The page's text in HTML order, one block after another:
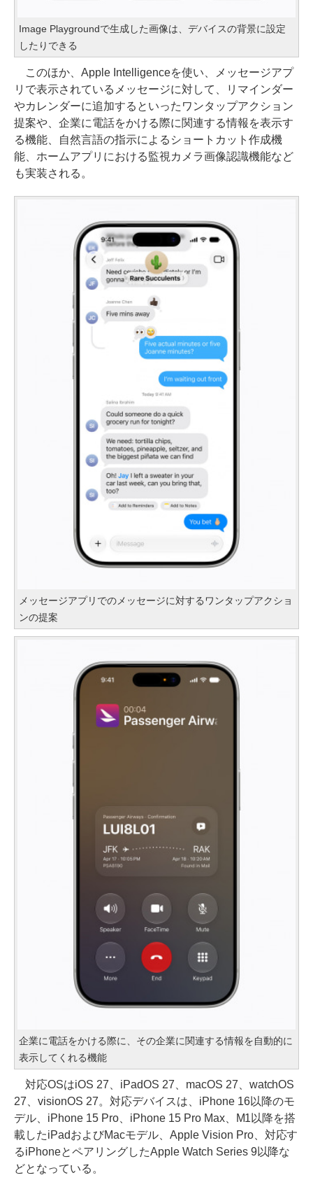
Image Playgroundで生成した画像は、デバイスの背景に設定
したりできる
このほか、Apple Intelligenceを使い、メッセージアプ
リで表示されているメッセージに対して、リマインダー
やカレンダーに追加するといったワンタップアクション
提案や、企業に電話をかける際に関連する情報を表示す
る機能、自然言語の指示によるショートカット作成機
能、ホームアプリにおける監視カメラ画像認識機能など
も実装される。
メッセージアプリでのメッセージに対するワンタップアクショ
ンの提案
企業に電話をかける際に、その企業に関連する情報を自動的に
表示してくれる機能
対応OSはiOS 27、iPadOS 27、macOS 27、watchOS
27、visionOS 27。対応デバイスは、iPhone 16以降のモ
デル、iPhone 15 Pro、iPhone 15 Pro Max、M1以降を搭
載したiPadおよびMacモデル、Apple Vision Pro、対応す
るiPhoneとペアリングしたApple Watch Series 9以降な
どとなっている。